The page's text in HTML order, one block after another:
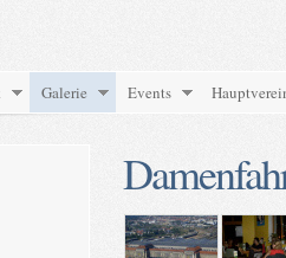
Galerie Events